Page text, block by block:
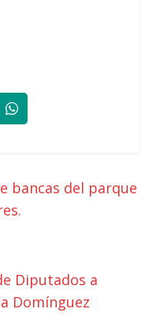
bancas del parque
Diputados a
Domínguez